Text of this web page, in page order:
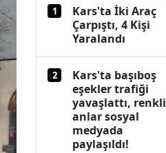
1
Kars'ta İki Araç
Çarpıştı, 4 Kişi
Yaralandı
2
Kars'ta başıboş
eşekler trafiği
yavaşlattı, renkli
anlar sosyal
medyada
paylaşıldı!